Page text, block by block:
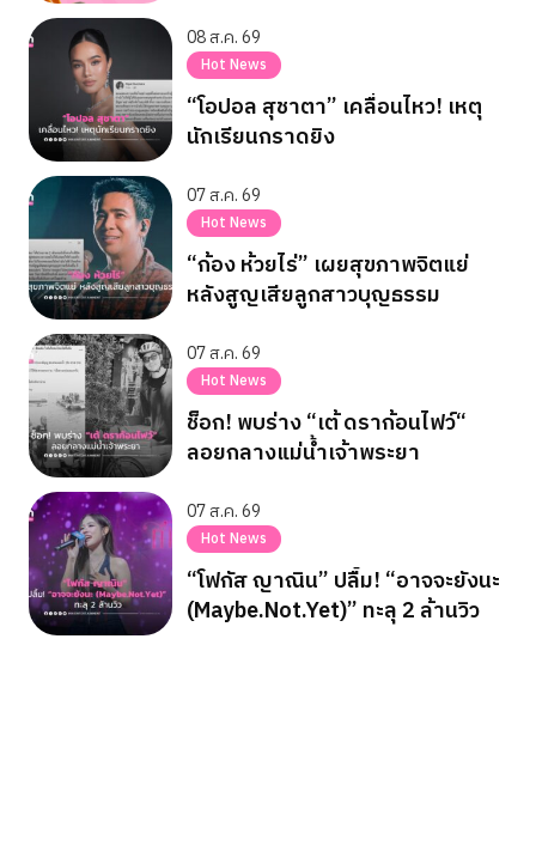
08 ส.ค. 69
Hot News
“โอปอล สุชาตา” เคลื่อนไหว! เหตุ
นักเรียนกราดยิง
07 ส.ค. 69
Hot News
“ก้อง ห้วยไร่” เผยสุขภาพจิตแย่
หลังสูญเสียลูกสาวบุญธรรม
07 ส.ค. 69
Hot News
ช็อก! พบร่าง “เต้ ดราก้อนไฟว์“
ลอยกลางแม่น้ำเจ้าพระยา
07 ส.ค. 69
Hot News
“โฟกัส ญาณิน” ปลื้ม! “อาจจะยังนะ
(Maybe.Not.Yet)” ทะลุ 2 ล้านวิว